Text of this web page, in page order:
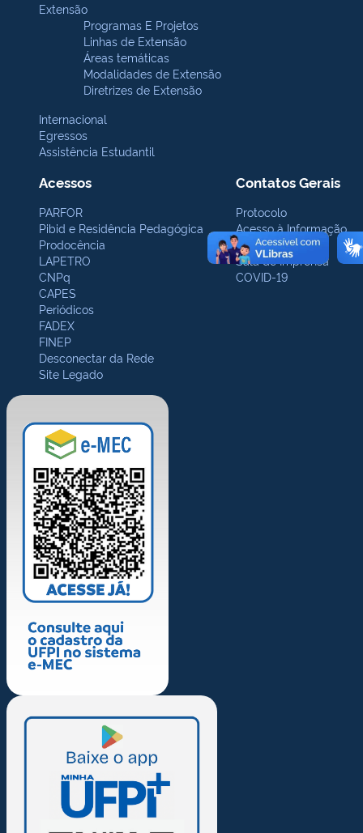
Extensão
Programas E Projetos
Linhas de Extensão
Áreas temáticas
Modalidades de Extensão
Diretrizes de Extensão
Internacional
Egressos
Assistência Estudantil
Acessos
PARFOR
Pibid e Residência Pedagógica
Prodocência
LAPETRO
CNPq
CAPES
Periódicos
FADEX
FINEP
Desconectar da Rede
Site Legado
Contatos Gerais
Protocolo
Acesso à Informação
Ouvidoria
Sala de Imprensa
COVID-19